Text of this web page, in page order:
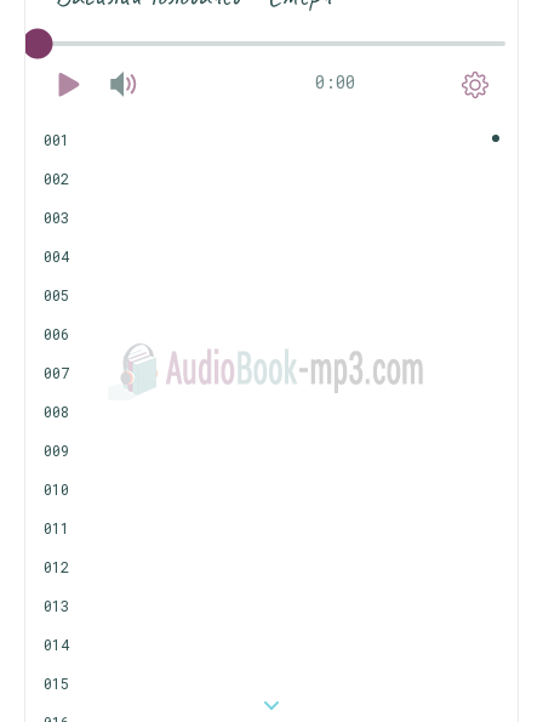
0:00
001
002
003
004
005
006
007
008
009
010
011
012
013
014
015